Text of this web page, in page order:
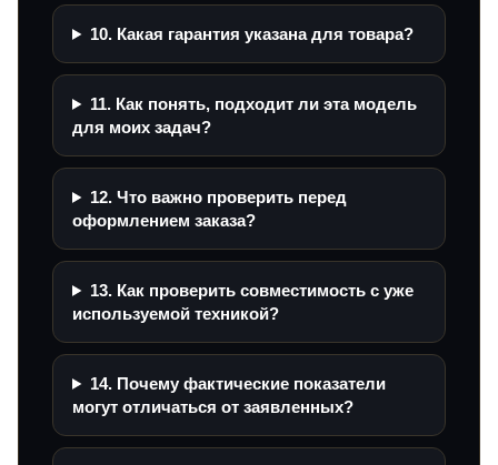
10. Какая гарантия указана для товара?
11. Как понять, подходит ли эта модель
для моих задач?
12. Что важно проверить перед
оформлением заказа?
13. Как проверить совместимость с уже
используемой техникой?
14. Почему фактические показатели
могут отличаться от заявленных?